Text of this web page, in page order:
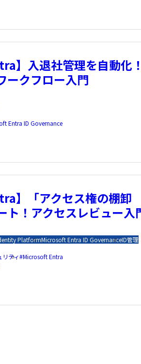
】入退社管理を自動化
ークフロー入門
Entra ID Governance
】「アクセス権の棚卸
ト！アクセスレビュー入
PlatformMicrosoft Entra ID GovernanceID管理
リティ Microsoft Entra